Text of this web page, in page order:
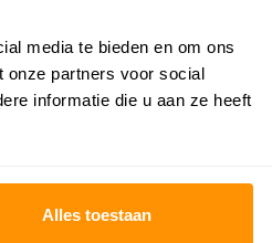
media te bieden en om ons
onze partners voor social
informatie die u aan ze heeft
Alles toestaan